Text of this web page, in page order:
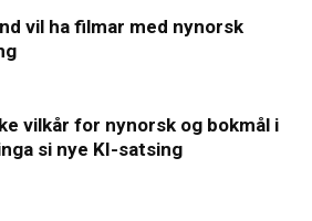
vil ha filmar med nynorsk
vilkår for nynorsk og bokmål i
si nye KI-satsing